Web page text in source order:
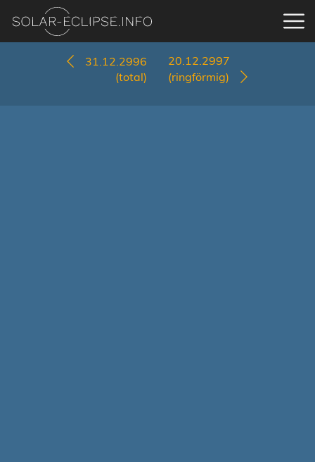
31.12.2996
(total)
20.12.2997
(ringförmig)